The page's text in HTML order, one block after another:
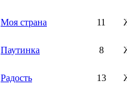
Моя страна 11
Паутинка 8
Радость 13